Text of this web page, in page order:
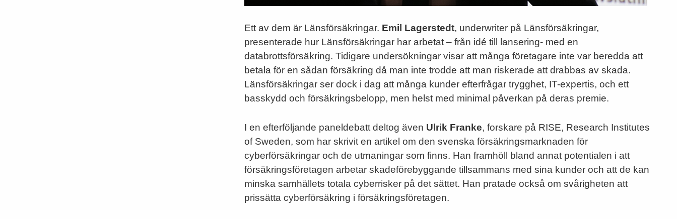
Ett av dem är Länsförsäkringar. Emil Lagerstedt, underwriter på Länsförsäkringar,
presenterade hur Länsförsäkringar har arbetat – från idé till lansering- med en
databrottsförsäkring. Tidigare undersökningar visar att många företagare inte var beredda att
betala för en sådan försäkring då man inte trodde att man riskerade att drabbas av skada.
Länsförsäkringar ser dock i dag att många kunder efterfrågar trygghet, IT-expertis, och ett
basskydd och försäkringsbelopp, men helst med minimal påverkan på deras premie.
I en efterföljande paneldebatt deltog även Ulrik Franke, forskare på RISE, Research Institutes
of Sweden, som har skrivit en artikel om den svenska försäkringsmarknaden för
cyberförsäkringar och de utmaningar som finns. Han framhöll bland annat potentialen i att
försäkringsföretagen arbetar skadeförebyggande tillsammans med sina kunder och att de kan
minska samhällets totala cyberrisker på det sättet. Han pratade också om svårigheten att
prissätta cyberförsäkring i försäkringsföretagen.